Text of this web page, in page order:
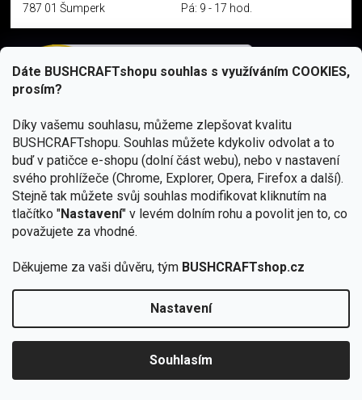
Dáte BUSHCRAFTshopu souhlas s využíváním COOKIES,
prosím?
Díky vašemu souhlasu, můžeme zlepšovat kvalitu
BUSHCRAFTshopu. Souhlas můžete kdykoliv odvolat a to
buď v patičce e-shopu (dolní část webu), nebo v nastavení
svého prohlížeče (Chrome, Explorer, Opera, Firefox a další).
Stejně tak můžete svůj souhlas modifikovat kliknutím na
tlačítko "Nastavení" v levém dolním rohu a povolit jen to, co
považujete za vhodné.
Děkujeme za vaši důvěru, tým BUSHCRAFTshop.cz
Nastavení
Souhlasím
zapojte se do slosování o kurz s
787 01 Šumperk
Pá: 9 - 17 hod.
Bushcraft Portál
Recenze - Návody - Články
Rádi předáváme zkušenosti
Poradíme vám s výběrem
U nás nekoupíte „zajíce v pytli“